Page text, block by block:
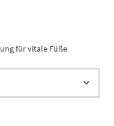
für vitale Füße